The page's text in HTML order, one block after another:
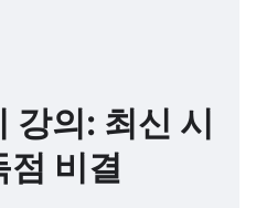
강의: 최신 시
점 비결